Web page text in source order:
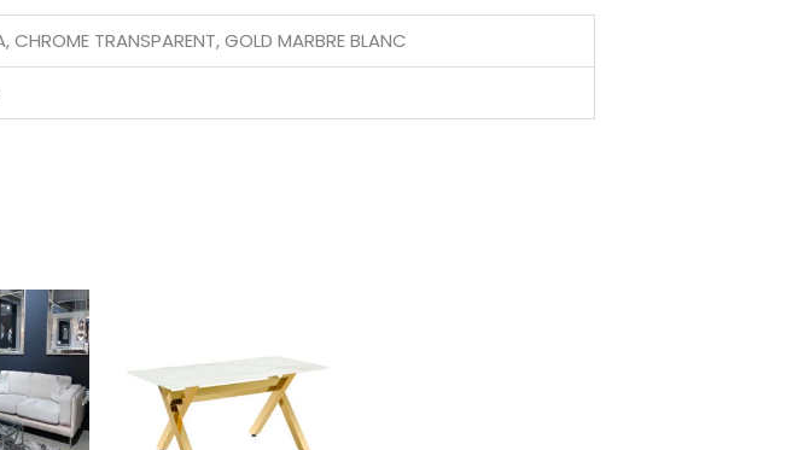
CHROME TRANSPARENT, GOLD MARBRE BLANC
Price
range:
262,00 €
through
362,00 €
through
300,00 €